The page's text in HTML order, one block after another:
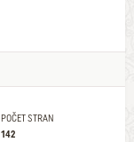
POČET STRAN
142